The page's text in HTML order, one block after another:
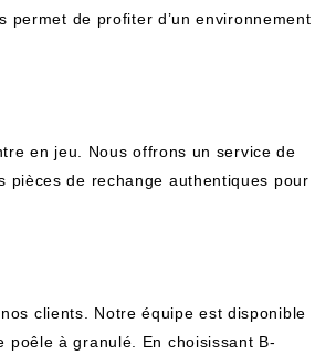
de profiter d’un environnement
en jeu. Nous offrons un service de
pièces de rechange authentiques pour
clients. Notre équipe est disponible
poêle à granulé. En choisissant B-